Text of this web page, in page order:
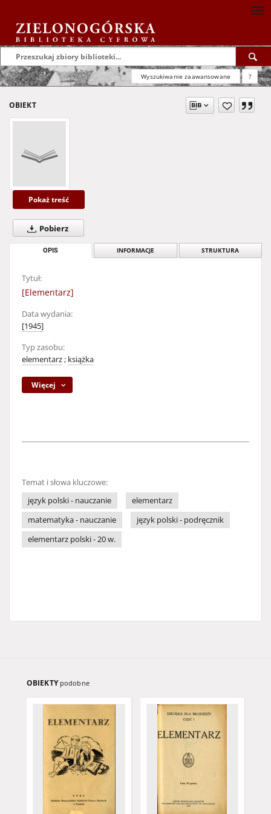
Wyszukiwanie zaawansowane ?
OBIEKT
Pokaż treść
Pobierz
OPIS INFORMACJE STRUKTURA
Tytuł:
[Elementarz]
Data wydania:
[1945]
Typ zasobu:
elementarz; książka
Więcej
Temat i słowa kluczowe:
język polski - nauczanie
elementarz
matematyka - nauczanie
język polski - podręcznik
elementarz polski - 20 w.
OBIEKTY podobne